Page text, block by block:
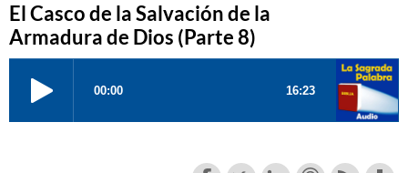
El Casco de la Salvación de la
Armadura de Dios (Parte 8)